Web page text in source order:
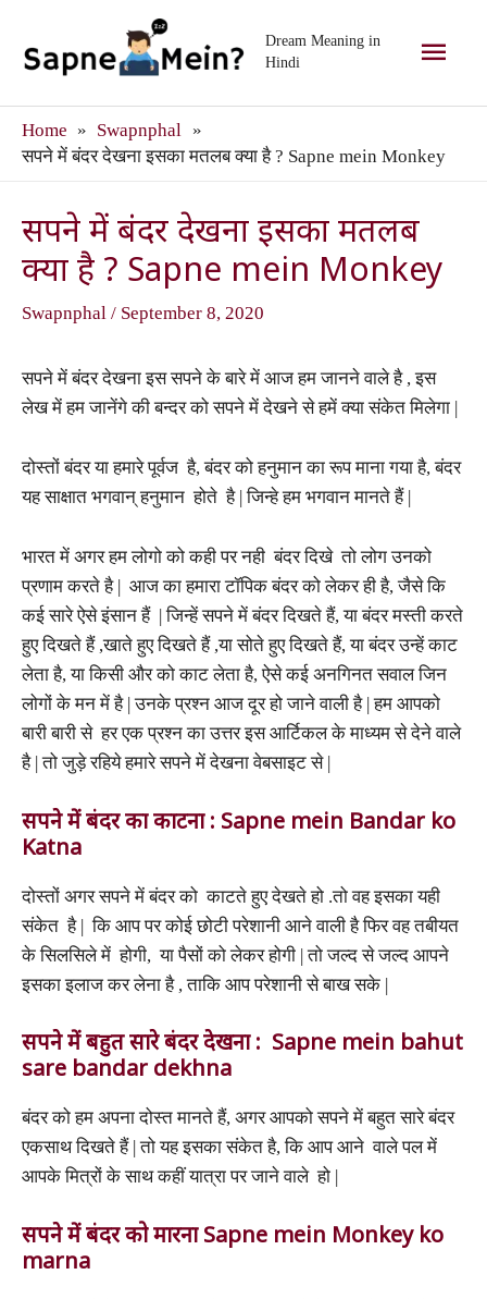
content
Dream Meaning in
Hindi
Main
Home
Swapnphal
सपने में बंदर देखना इसका मतलब क्या है ? Sapne mein Monkey
सपने में बंदर देखना इसका मतलब
क्या है ? Sapne mein Monkey
Swapnphal / September 8, 2020
सपने में बंदर देखना इस सपने के बारे में आज हम जानने वाले है , इस
लेख में हम जानेंगे की बन्दर को सपने में देखने से हमें क्या संकेत मिलेगा |
दोस्तों बंदर या हमारे पूर्वज है, बंदर को हनुमान का रूप माना गया है, बंदर
यह साक्षात भगवान् हनुमान होते है | जिन्हे हम भगवान मानते हैं |
भारत में अगर हम लोगो को कही पर नही बंदर दिखे तो लोग उनको
प्रणाम करते है | आज का हमारा टॉपिक बंदर को लेकर ही है, जैसे कि
कई सारे ऐसे इंसान हैं | जिन्हें सपने में बंदर दिखते हैं, या बंदर मस्ती करते
हुए दिखते हैं ,खाते हुए दिखते हैं ,या सोते हुए दिखते हैं, या बंदर उन्हें काट
लेता है, या किसी और को काट लेता है, ऐसे कई अनगिनत सवाल जिन
लोगों के मन में है | उनके प्रश्न आज दूर हो जाने वाली है | हम आपको
बारी बारी से हर एक प्रश्न का उत्तर इस आर्टिकल के माध्यम से देने वाले
है | तो जुड़े रहिये हमारे सपने में देखना वेबसाइट से |
सपने में बंदर का काटना : Sapne mein Bandar ko
Katna
दोस्तों अगर सपने में बंदर को काटते हुए देखते हो .तो वह इसका यही
संकेत है | कि आप पर कोई छोटी परेशानी आने वाली है फिर वह तबीयत
के सिलसिले में होगी, या पैसों को लेकर होगी | तो जल्द से जल्द आपने
इसका इलाज कर लेना है , ताकि आप परेशानी से बाख सके |
सपने में बहुत सारे बंदर देखना : Sapne mein bahut
sare bandar dekhna
बंदर को हम अपना दोस्त मानते हैं, अगर आपको सपने में बहुत सारे बंदर
एकसाथ दिखते हैं | तो यह इसका संकेत है, कि आप आने वाले पल में
आपके मित्रों के साथ कहीं यात्रा पर जाने वाले हो |
सपने में बंदर को मारना Sapne mein Monkey ko
marna